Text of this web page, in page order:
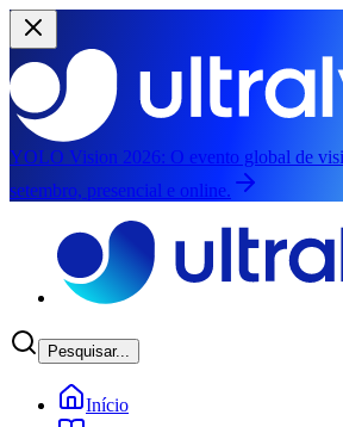
YOLO Vision 2026: O evento global de
setembro, presencial e online.
Pesquisar...
Início